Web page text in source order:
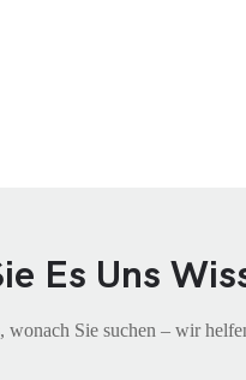
Es Uns
wonach Sie suchen – wir